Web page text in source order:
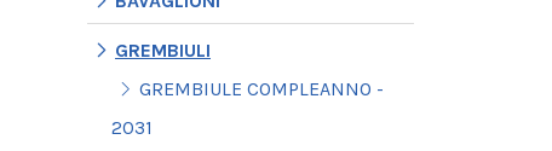
GREMBIULI
GREMBIULE COMPLEANNO -
2031